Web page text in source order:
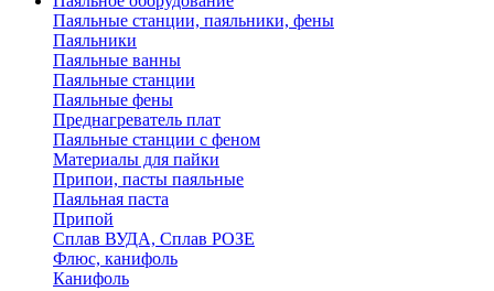
Паяльные станции, паяльники, фены
Паяльники
Паяльные ванны
Паяльные станции
Паяльные фены
Преднагреватель плат
Паяльные станции с феном
Материалы для пайки
Припои, пасты паяльные
Паяльная паста
Припой
Сплав ВУДА, Сплав РОЗЕ
Флюс, канифоль
Канифоль